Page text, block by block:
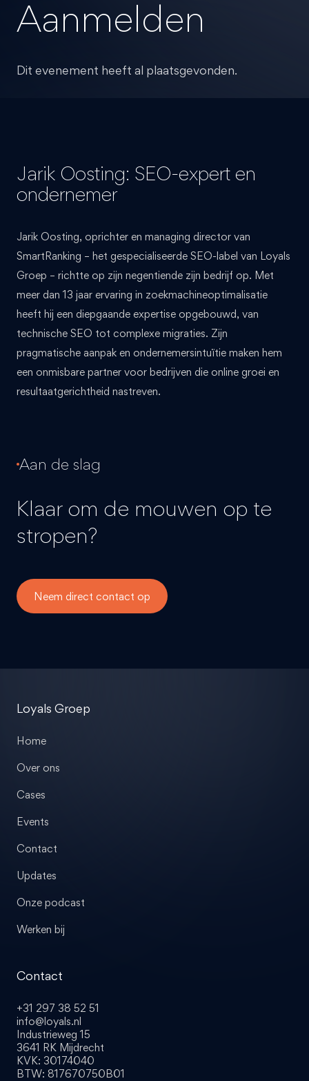
Aanmelden
Dit evenement heeft al plaatsgevonden.
Jarik Oosting: SEO-expert en
ondernemer
Jarik Oosting, oprichter en managing director van
SmartRanking – het gespecialiseerde SEO-label van Loyals
Groep – richtte op zijn negentiende zijn bedrijf op. Met
meer dan 13 jaar ervaring in zoekmachineoptimalisatie
heeft hij een diepgaande expertise opgebouwd, van
technische SEO tot complexe migraties. Zijn
pragmatische aanpak en ondernemersintuïtie maken hem
een onmisbare partner voor bedrijven die online groei en
resultaatgerichtheid nastreven.
Aan de slag
Klaar om de mouwen op te
stropen?
Neem direct contact op
Loyals Groep
Home
Over ons
Cases
Events
Contact
Updates
Onze podcast
Werken bij
Contact
+31 297 38 52 51
info@loyals.nl
Industrieweg 15
3641 RK Mijdrecht
KVK: 30174040
BTW: 817670750B01